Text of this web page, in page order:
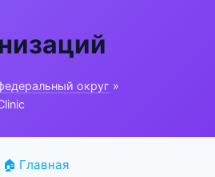
округ »
🏠 Главная